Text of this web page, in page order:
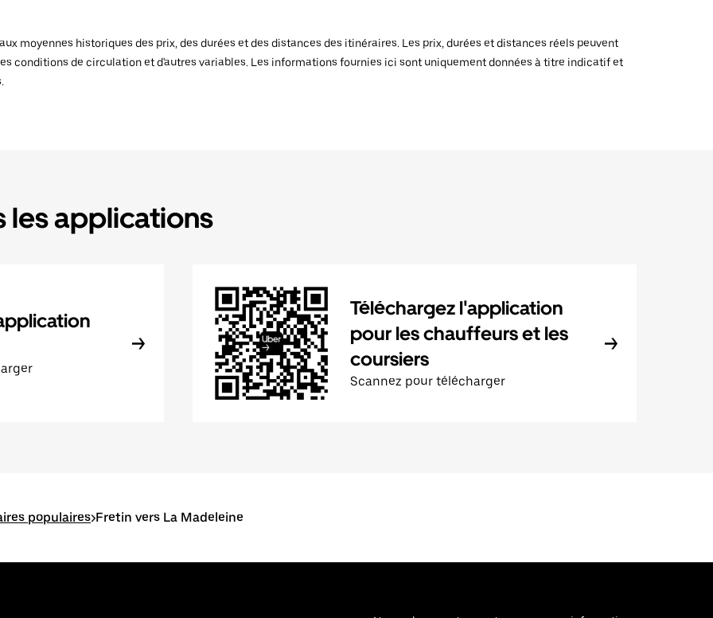
moyennes historiques des prix, des durées et des distances des itinéraires. Les prix, durées et distances réels peuvent
conditions de circulation et d'autres variables. Les informations fournies ici sont uniquement données à titre indicatif et
les applications
Téléchargez l'application
pour les chauffeurs et les
coursiers
Scannez pour télécharger
populaires>Fretin vers La Madeleine